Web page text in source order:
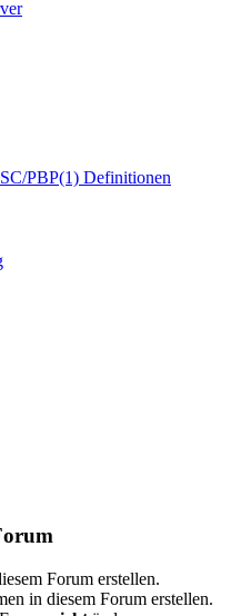
PBP(1) Definitionen
Forum erstellen.
in diesem Forum erstellen.